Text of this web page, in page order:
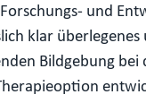
und
klar
Bildgebung